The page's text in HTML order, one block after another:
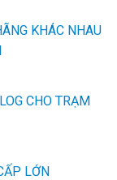
KHÁC NHAU
CHO TRẠM
LỚN